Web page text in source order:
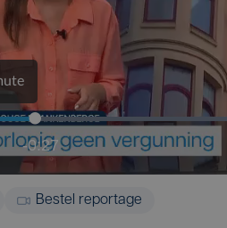
Bestel reportage